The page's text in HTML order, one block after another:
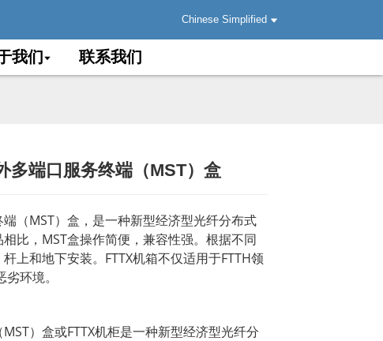
Chinese Simplified
我们 联系我们
多端口服务终端（MST）盒
（MST）盒，是一种新型经济型光纤分布式
比，MST盒操作简便，兼容性强。根据不同
上和地下安装。FTTX机箱不仅适用于FTTH领
环境。
）盒或FTTX机柜是一种新型经济型光纤分